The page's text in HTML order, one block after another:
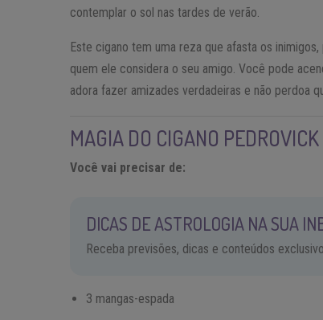
contemplar o sol nas tardes de verão.
Este cigano tem uma reza que afasta os
quem ele considera o seu amigo. Você pode
adora fazer amizades verdadeiras e não perdoa
MAGIA DO CIGANO
Você vai precisar de:
DICAS DE ASTROLOGIA NA SUA
Receba previsões, dicas e conteúdos
3 mangas-espada